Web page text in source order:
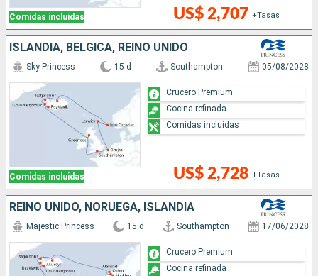
Comidas incluidas US$ 2,707 +Tasas
ISLANDIA, BÉLGICA, REINO UNIDO
Comidas incluidas
Sky Princess 15 d Southampton 05/08/2028
US$ 2,728 +Tasas
Crucero Premium
Cocina refinada
Comidas incluidas
REINO UNIDO, NORUEGA, ISLANDIA
Majestic Princess 15 d Southampton 17/06/2028
Crucero Premium
Cocina refinada